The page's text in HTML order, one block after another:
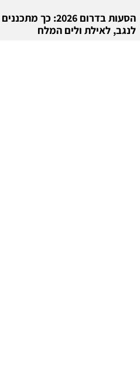
הסעות בדרום
לנגב, לאילת ולים המלח